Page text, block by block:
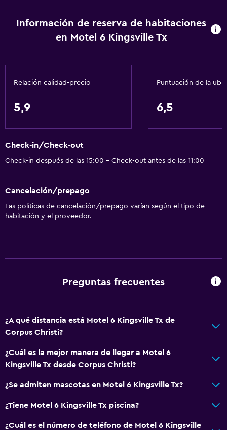
Información de reserva de habitaciones
en Motel 6 Kingsville Tx
Relación calidad-precio
5,9
Puntuación de la
6,5
Check-in/Check-out
Check-in después de las 15:00 - Check-out antes de las 11:00
Cancelación/prepago
Las políticas de cancelación/prepago varían según el tipo de
habitación y el proveedor.
Preguntas frecuentes
¿A qué distancia está Motel 6 Kingsville Tx de
Corpus Christi?
¿Cuál es la mejor manera de llegar a Motel 6
Kingsville Tx desde Corpus Christi?
¿Se admiten mascotas en Motel 6 Kingsville Tx?
¿Tiene Motel 6 Kingsville Tx piscina?
¿Cuál es el número de teléfono de Motel 6 Kingsville